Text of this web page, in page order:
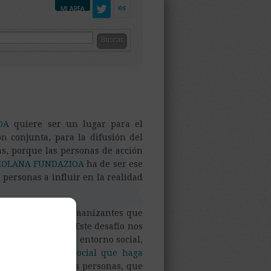
es
MI AREA
quiere ser un lugar para el
conjunta, para la difusión del
porque las personas de acción
FUNDAZIOA ha de ser ese
personas a influir en la realidad
humanas y humanizantes que
social. Este desafío nos
respecto a su entorno social,
trasformación social que haga
y en las personas, que